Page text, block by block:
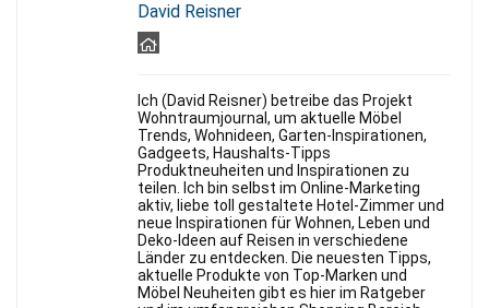
David Reisner
Ich (David Reisner) betreibe das Projekt
Wohntraumjournal, um aktuelle Möbel
Trends, Wohnideen, Garten-Inspirationen,
Gadgeets, Haushalts-Tipps
Produktneuheiten und Inspirationen zu
teilen. Ich bin selbst im Online-Marketing
aktiv, liebe toll gestaltete Hotel-Zimmer und
neue Inspirationen für Wohnen, Leben und
Deko-Ideen auf Reisen in verschiedene
Länder zu entdecken. Die neuesten Tipps,
aktuelle Produkte von Top-Marken und
Möbel Neuheiten gibt es hier im Ratgeber